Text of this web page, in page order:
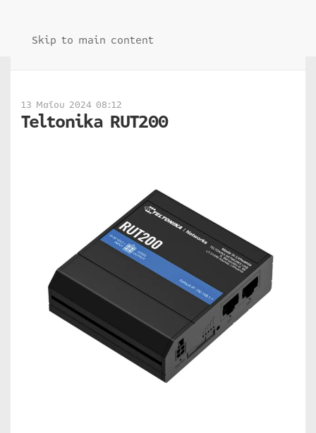
Skip to main content
13 Μαΐου 2024 08:12
Teltonika RUT200